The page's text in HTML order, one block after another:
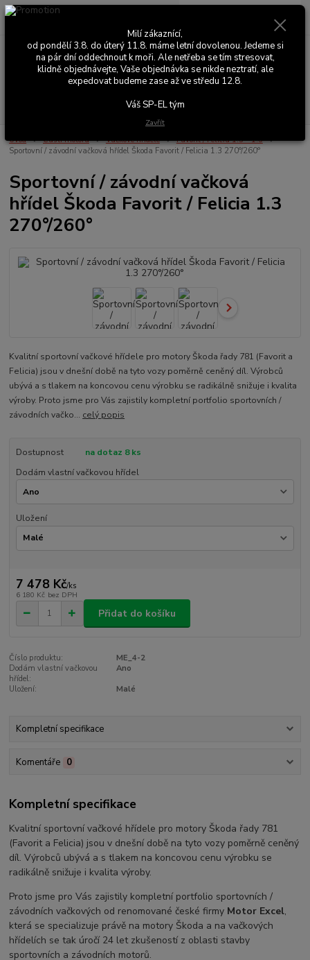
Menu
+420 603 411 581
0,00 Kč
Úvod Části motoru Vačkové hřídele
Favorit / Felicia 1.3 - 1.5
Sportovní / závodní vačková hřídel Škoda Favorit / Felicia 1.3 270°/260°
Sportovní / závodní vačková
hřídel Škoda Favorit / Felicia 1.3
270°/260°
Kvalitní sportovní vačkové hřídele pro motory Škoda řady 781 (Favorit a
Felicia) jsou v dnešní době na tyto vozy poměrně ceněný díl. Výrobců
ubývá a s tlakem na koncovou cenu výrobku se radikálně snižuje i kvalita
výroby. Proto jsme pro Vás zajistily kompletní portfolio sportovních /
závodních vačko... celý popis
Dostupnost
na dotaz 8 ks
Dodám vlastní vačkovou hřídel
Uložení
7 478 Kč/ks
6 180 Kč bez DPH
Přidat do košíku
Číslo produktu:
ME_4-2
Dodám vlastní vačkovou
hřídel:
Ano
Uložení:
Malé
Kompletní specifikace
Komentáře 0
Kompletní specifikace
Kvalitní sportovní vačkové hřídele pro motory Škoda řady 781
(Favorit a Felicia) jsou v dnešní době na tyto vozy poměrně ceněný
díl. Výrobců ubývá a s tlakem na koncovou cenu výrobku se
radikálně snižuje i kvalita výroby.
Proto jsme pro Vás zajistily kompletní portfolio sportovních /
závodních vačkových od renomované české firmy Motor Excel,
která se specializuje právě na motory Škoda a na vačkových
hřídelích se tak úročí 24 let zkušeností z oblasti stavby
sportovních a závodních motorů.
Milí zákaznící,
od pondělí 3.8. do úterý 11.8. máme letní dovolenou. Jedeme si
na pár dní oddechnout k moři. Ale netřeba se tím stresovat,
klidně objednávejte, Vaše objednávka se nikde neztratí, ale
expedovat budeme zase až ve středu 12.8.
Váš SP-EL tým
Zavřít